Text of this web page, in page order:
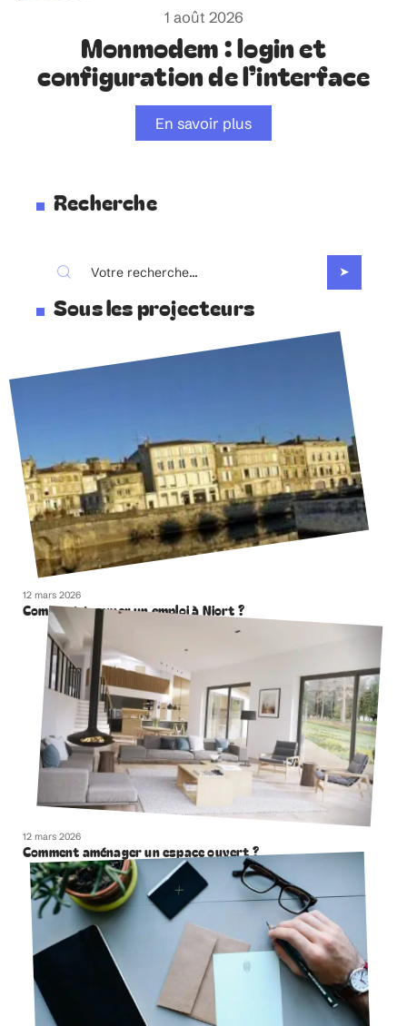
1 août 2026
Monmodem : login et
configuration de l’interface
En savoir plus
Recherche
Sous les projecteurs
12 mars 2026
Comment trouver un emploi à Niort ?
12 mars 2026
Comment aménager un espace ouvert ?